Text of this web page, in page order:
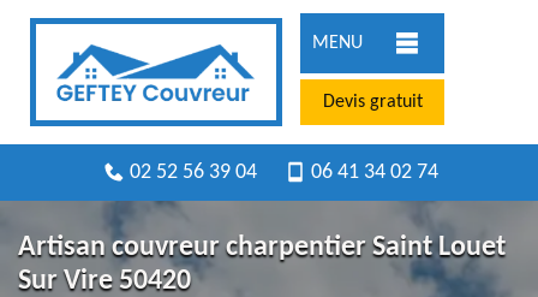
MENU
Devis gratuit
02 52 56 39 04 06 41 34 02 74
Artisan couvreur charpentier Saint Louet
Sur Vire 50420